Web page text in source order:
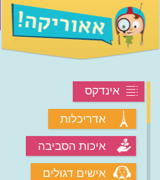
אינדקס
אדריכלות
איכות הסביבה
אישים דגולים